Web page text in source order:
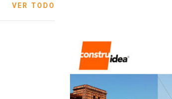
VER TODO